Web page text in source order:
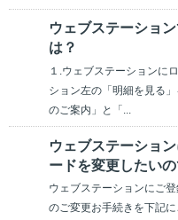
ウェブステーショ
は？
１.ウェブステーションに
ション左の「明細を見る
のご案内」と「...
ウェブステーショ
ードを変更したい
ウェブステーションにご
のご変更お手続きを下記